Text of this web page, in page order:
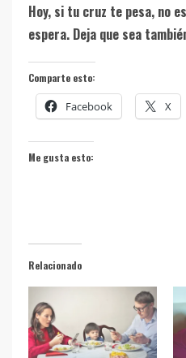
Hoy, si tu cruz te pesa, no
espera. Deja que sea
Comparte esto:
Facebook X
Me gusta esto:
Relacionado